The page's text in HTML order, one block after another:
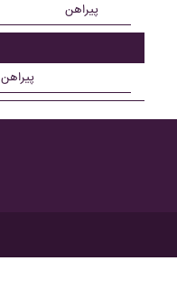
پیراهن
پیراهن